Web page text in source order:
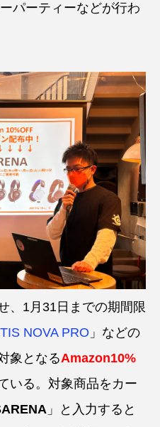
パーティーなどが行わ
、1月31日までの期間限
NOVA PRO 」などの
象となるAmazon10%
いる。対象商品をカー
」と入力すると